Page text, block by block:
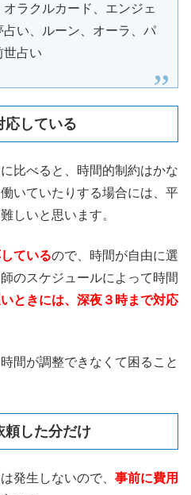
ラクルカード、エンジェ
い、ルーン、オーラ、パ
世占い
応している
比べると、時間的制約はかな
いていたりする場合には、平
しいと思います。
ているので、時間が自由に選
のスケジュールによって時間
ときには、深夜３時まで対応
間が調整できなくて困ること
頼した分だけ
発生しないので、 事前に費用